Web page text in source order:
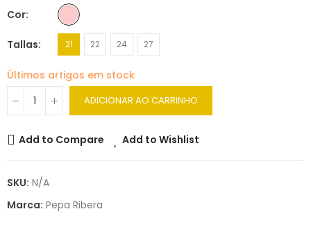
Cor
Tallas 21 22 24 27
Últimos artigos em stock
ADICIONAR AO CARRINHO
Add to Compare Add to Wishlist
SKU: N/A
Marca: Pepa Ribera